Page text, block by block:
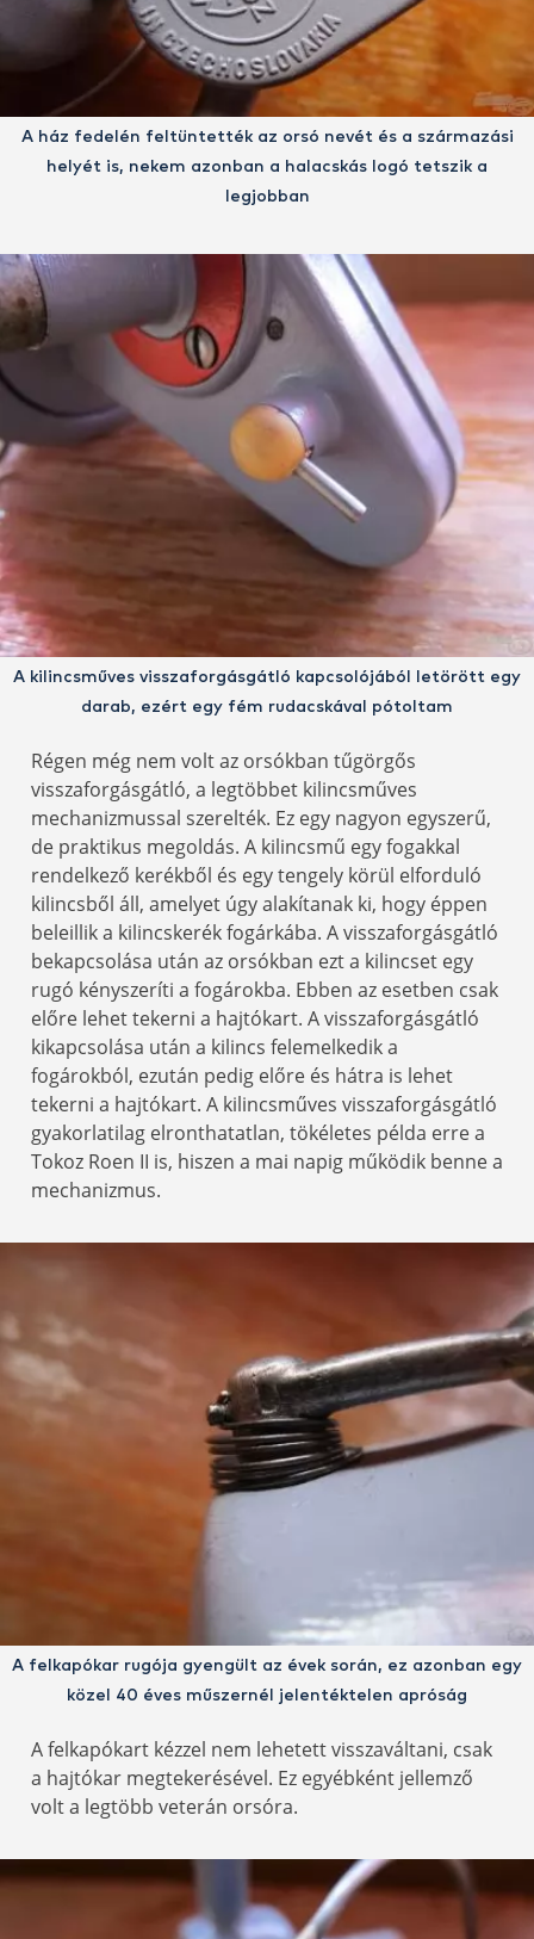
A ház fedelén feltüntették az orsó nevét és a származási
helyét is, nekem azonban a halacskás logó tetszik a
legjobban
A kilincsműves visszaforgásgátló kapcsolójából letörött egy
darab, ezért egy fém rudacskával pótoltam
Régen még nem volt az orsókban tűgörgős
visszaforgásgátló, a legtöbbet kilincsműves
mechanizmussal szerelték. Ez egy nagyon egyszerű,
de praktikus megoldás. A kilincsmű egy fogakkal
rendelkező kerékből és egy tengely körül elforduló
kilincsből áll, amelyet úgy alakítanak ki, hogy éppen
beleillik a kilincskerék fogárkába. A visszaforgásgátló
bekapcsolása után az orsókban ezt a kilincset egy
rugó kényszeríti a fogárokba. Ebben az esetben csak
előre lehet tekerni a hajtókart. A visszaforgásgátló
kikapcsolása után a kilincs felemelkedik a
fogárokból, ezután pedig előre és hátra is lehet
tekerni a hajtókart. A kilincsműves visszaforgásgátló
gyakorlatilag elronthatatlan, tökéletes példa erre a
Tokoz Roen II is, hiszen a mai napig működik benne a
mechanizmus.
A felkapókar rugója gyengült az évek során, ez azonban egy
közel 40 éves műszernél jelentéktelen apróság
A felkapókart kézzel nem lehetett visszaváltani, csak
a hajtókar megtekerésével. Ez egyébként jellemző
volt a legtöbb veterán orsóra.